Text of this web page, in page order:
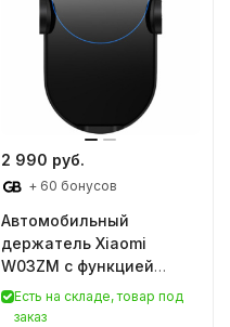
2 990 руб.
+ 60 бонусов
Автомобильный
держатель Xiaomi
W03ZM с функцией
беспроводной зарядки
30W
Есть на складе, товар под
заказ